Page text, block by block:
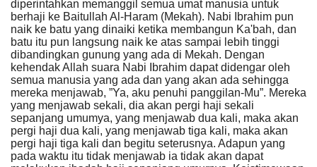
diperintahkan memanggil semua umat manusia untuk
berhaji ke Baitullah Al-Haram (Mekah). Nabi Ibrahim pun
naik ke batu yang dinaiki ketika membangun Ka'bah, dan
batu itu pun langsung naik ke atas sampai lebih tinggi
dibandingkan gunung yang ada di Mekah. Dengan
kehendak Allah suara Nabi Ibrahim dapat didengar oleh
semua manusia yang ada dan yang akan ada sehingga
mereka menjawab, ”Ya, aku penuhi panggilan-Mu”. Mereka
yang menjawab sekali, dia akan pergi haji sekali
sepanjang umumya, yang menjawab dua kali, maka akan
pergi haji dua kali, yang menjawab tiga kali, maka akan
pergi haji tiga kali dan begitu seterusnya. Adapun yang
pada waktu itu tidak menjawab ia tidak akan dapat